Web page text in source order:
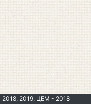
2019; ЦЕМ - 2018